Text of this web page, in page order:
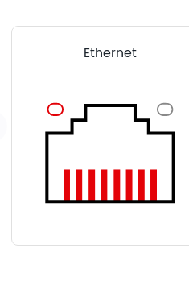
Ethernet